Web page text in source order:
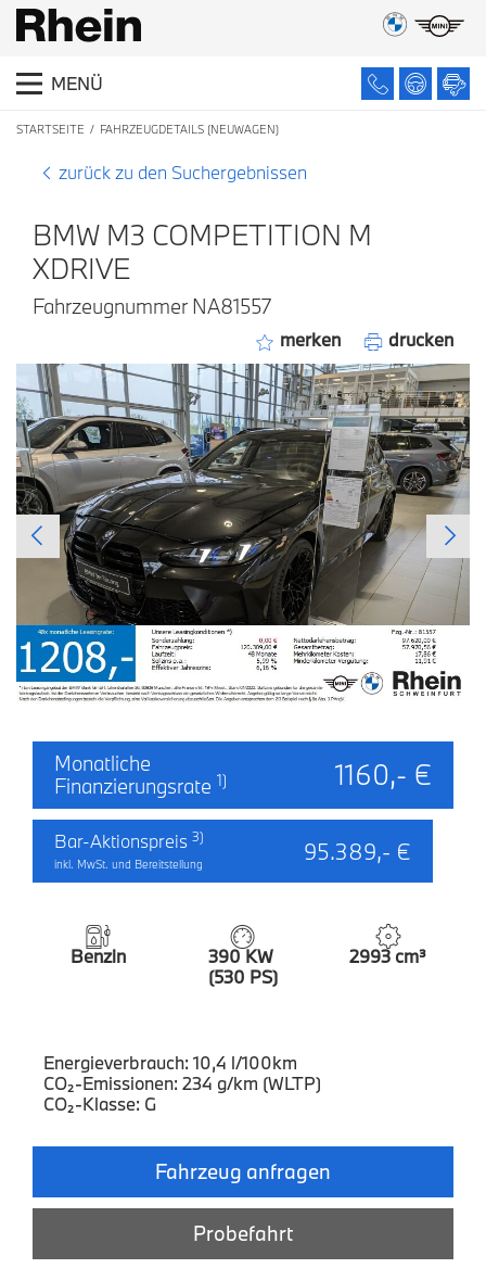
MENÜ
STARTSEITE FAHRZEUGDETAILS (NEUWAGEN)
zurück zu den Suchergebnissen
BMW M3 COMPETITION M
XDRIVE
Fahrzeugnummer NA81557
merken drucken
Monatliche
Finanzierungsrate 1) 1160,- €
Bar-Aktionspreis 3)
inkl. MwSt. und Bereitstellung 95.389,- €
Benzin
390 KW
(530 PS)
2993 cm³
Energieverbrauch: 10,4 l/100km
CO₂-Emissionen: 234 g/km (WLTP)
CO₂-Klasse: G
Fahrzeug anfragen
Probefahrt